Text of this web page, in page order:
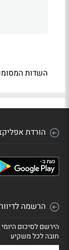
השדות
הורדת
הרשמה לדיוור
הירשם לסיכום
חובה לכל משקיע